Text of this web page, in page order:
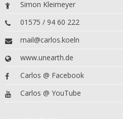
Simon Kleimeyer
01575 / 94 60 222
mail@carlos.koeln
www.unearth.de
Carlos @ Facebook
Carlos @ YouTube